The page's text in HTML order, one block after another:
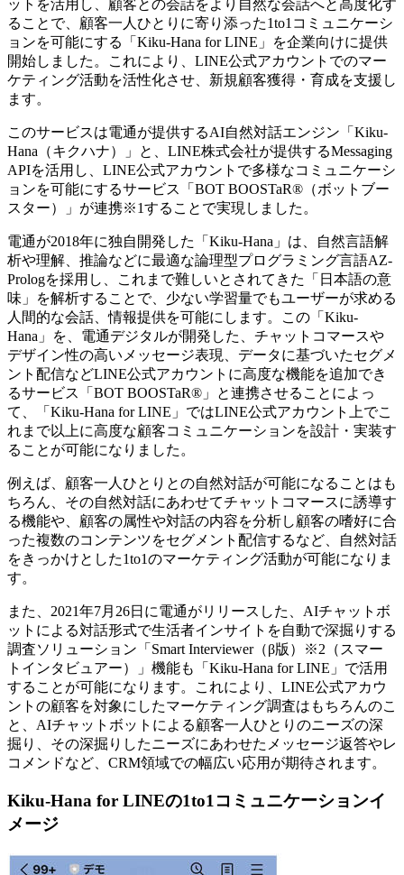
ットを活用し、顧客との会話をより自然な会話へと高度化す
ることで、顧客一人ひとりに寄り添った1to1コミュニケーシ
ョンを可能にする「Kiku-Hana for LINE」を企業向けに提供
開始しました。これにより、LINE公式アカウントでのマー
ケティング活動を活性化させ、新規顧客獲得・育成を支援し
ます。
このサービスは電通が提供するAI自然対話エンジン「Kiku-
Hana（キクハナ）」と、LINE株式会社が提供するMessaging
APIを活用し、LINE公式アカウントで多様なコミュニケーシ
ョンを可能にするサービス「BOT BOOSTaR®（ボットブー
スター）」が連携※1することで実現しました。
電通が2018年に独自開発した「Kiku-Hana」は、自然言語解
析や理解、推論などに最適な論理型プログラミング言語AZ-
Prologを採用し、これまで難しいとされてきた「日本語の意
味」を解析することで、少ない学習量でもユーザーが求める
人間的な会話、情報提供を可能にします。この「Kiku-
Hana」を、電通デジタルが開発した、チャットコマースや
デザイン性の高いメッセージ表現、データに基づいたセグメ
ント配信などLINE公式アカウントに高度な機能を追加でき
るサービス「BOT BOOSTaR®」と連携させることによっ
て、「Kiku-Hana for LINE」ではLINE公式アカウント上でこ
れまで以上に高度な顧客コミュニケーションを設計・実装す
ることが可能になりました。
例えば、顧客一人ひとりとの自然対話が可能になることはも
ちろん、その自然対話にあわせてチャットコマースに誘導す
る機能や、顧客の属性や対話の内容を分析し顧客の嗜好に合
った複数のコンテンツをセグメント配信するなど、自然対話
をきっかけとした1to1のマーケティング活動が可能になりま
す。
また、2021年7月26日に電通がリリースした、AIチャットボ
ットによる対話形式で生活者インサイトを自動で深掘りする
調査ソリューション「Smart Interviewer（β版）※2（スマー
トインタビュアー）」機能も「Kiku-Hana for LINE」で活用
することが可能になります。これにより、LINE公式アカウ
ントの顧客を対象にしたマーケティング調査はもちろんのこ
と、AIチャットボットによる顧客一人ひとりのニーズの深
掘り、その深掘りしたニーズにあわせたメッセージ返答やレ
コメンドなど、CRM領域での幅広い応用が期待されます。
Kiku-Hana for LINEの1to1コミュニケーションイ
メージ